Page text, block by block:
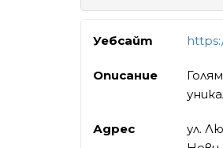
Уебсайт
Описание
Адрес
ул.